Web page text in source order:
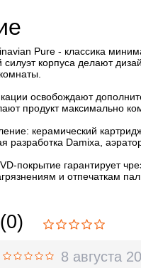
Pure - классика
корпуса делают
освобождают
продукт максимально
керамический
разработка Damixa,
покрытие гарантирует
и отпечаткам
(0)
8 августа